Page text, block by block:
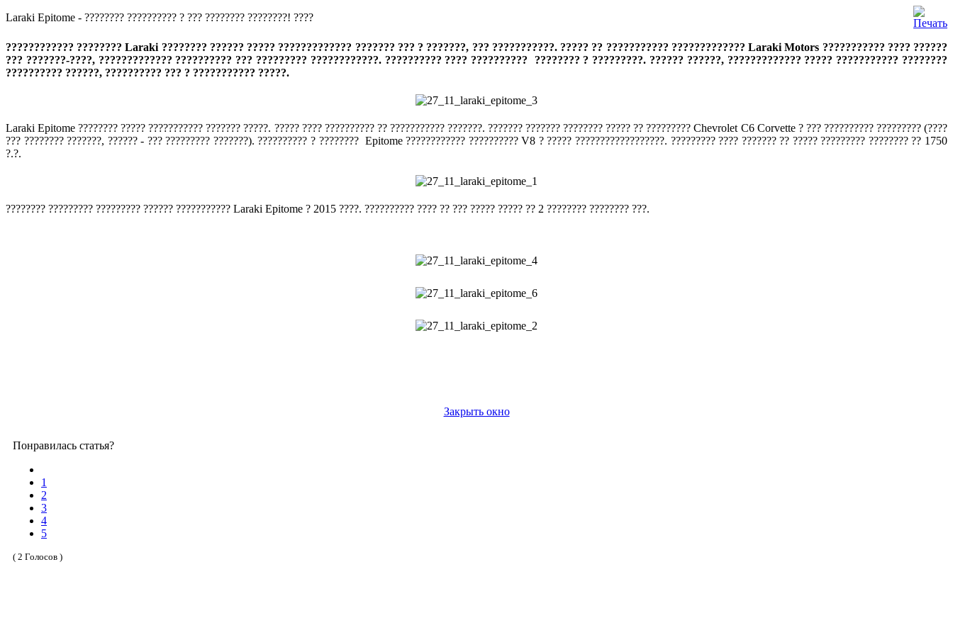
Laraki Epitome - ???????? ?????????? ? ??? ???????? ????????! ????
???????????? ???????? Laraki ???????? ?????? ????? ????????????? ??????? ??? ? ???????, ??? ???????????. ????? ?? ??????????? ????????????? Laraki Motors ??????????? ???? ??????
??? ???????-????, ????????????? ?????????? ??? ????????? ????????????. ?????????? ???? ?????????? ???????? ? ?????????. ?????? ??????, ????????????? ????? ??????????? ????????
?????????? ??????, ?????????? ??? ? ??????????? ?????.
Laraki Epitome ???????? ????? ??????????? ??????? ?????. ????? ???? ?????????? ?? ??????????? ???????. ??????? ??????? ???????? ????? ?? ????????? Chevrolet C6 Corvette ? ??? ?????????? ????????? (????
??? ???????? ???????, ?????? - ??? ????????? ???????). ?????????? ? ???????? Epitome ???????????? ?????????? V8 ? ????? ??????????????????. ????????? ???? ??????? ?? ????? ????????? ???????? ?? 1750
?.?.
???????? ????????? ????????? ?????? ??????????? Laraki Epitome ? 2015 ????. ?????????? ???? ?? ??? ????? ????? ?? 2 ???????? ???????? ???.
Закрыть окно
Понравилась статья?
1
2
3
4
5
( 2 Голосов )